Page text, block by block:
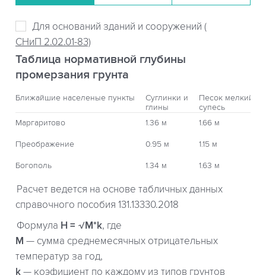
Для оснований зданий и сооружений (
СНиП 2.02.01-83)
Таблица нормативной глубины
промерзания грунта
Ближайшие населеные пункты
Суглинки и
глины
Песок мелкий,
супесь
Маргаритово
1.36 м 1.66 м
Преображение 0.95 м 1.15 м
Богополь 1.34 м 1.63 м
Расчет ведется на основе табличных данных
справочного пособия 131.13330.2018
Формула H = √M*k, где
М — сумма среднемесячных отрицательных
температур за год,
k — коэфициент по каждому из типов грунтов